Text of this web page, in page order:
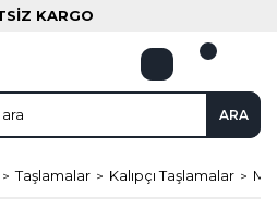
KARGO
ARA
Taşlamalar Kalıpçı Taşlamalar